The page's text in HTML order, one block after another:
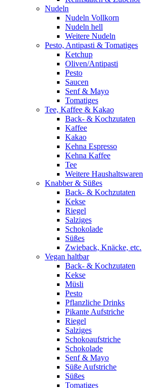
Nudeln
Nudeln Vollkorn
Nudeln hell
Weitere Nudeln
Pesto, Antipasti & Tomatiges
Ketchup
Oliven/Antipasti
Pesto
Saucen
Senf & Mayo
Tomatiges
Tee, Kaffee & Kakao
Back- & Kochzutaten
Kaffee
Kakao
Kehna Espresso
Kehna Kaffee
Tee
Weitere Haushaltswaren
Knabber & Süßes
Back- & Kochzutaten
Kekse
Riegel
Salziges
Schokolade
Süßes
Zwieback, Knäcke, etc.
Vegan haltbar
Back- & Kochzutaten
Kekse
Müsli
Pesto
Pflanzliche Drinks
Pikante Aufstriche
Riegel
Salziges
Schokoaufstriche
Schokolade
Senf & Mayo
Süße Aufstriche
Süßes
Tomatiges